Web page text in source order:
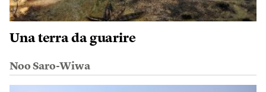
Una terra da guarire
Noo Saro-Wiwa